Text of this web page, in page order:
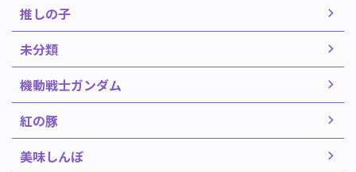
推しの子
未分類
機動戦士ガンダム
紅の豚
美味しんぼ